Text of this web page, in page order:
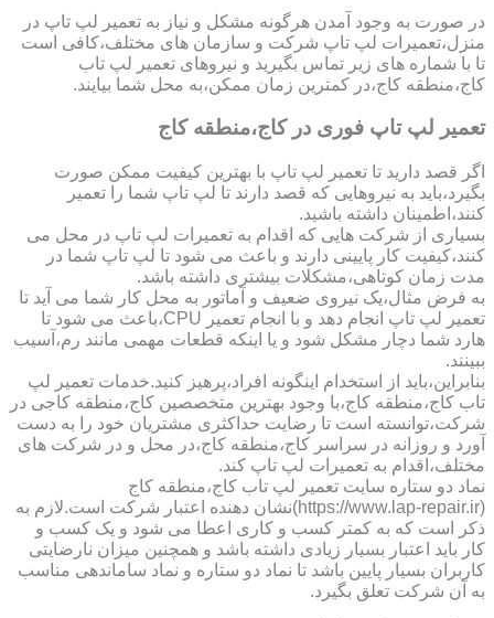
در صورت به وجود آمدن هرگونه مشکل و نیاز به تعمیر لپ تاپ در
منزل،تعمیرات لپ تاپ شرکت و سازمان های مختلف،کافی است
تا با شماره های زیر تماس بگیرید و نیروهای تعمیر لپ تاب
کاج،منطقه کاج،در کمترین زمان ممکن،به محل شما بیایند.
تعمیر لپ تاپ فوری در کاج،منطقه کاج
اگر قصد دارید تا تعمیر لپ تاپ با بهترین کیفیت ممکن صورت
بگیرد،باید به نیروهایی که قصد دارند تا لپ تاپ شما را تعمیر
کنند،اطمینان داشته باشید.
بسیاری از شرکت هایی که اقدام به تعمیرات لپ تاپ در محل می
کنند،کیفیت کار پایینی دارند و باعث می شود تا لپ تاپ شما در
مدت زمان کوتاهی،مشکلات بیشتری داشته باشد.
به فرض مثال،یک نیروی ضعیف و آماتور به محل کار شما می آید تا
تعمیر لپ تاپ انجام دهد و با انجام تعمیر CPU،باعث می شود تا
هارد شما دچار مشکل شود و یا اینکه قطعات مهمی مانند رم،آسیب
ببینند.
بنابراین،باید از استخدام اینگونه افراد،پرهیز کنید.خدمات تعمیر لپ
تاب کاج،منطقه کاج،با وجود بهترین متخصصین کاج،منطقه کاجی در
شرکت،توانسته است تا رضایت حداکثری مشتریان خود را به دست
آورد و روزانه در سراسر کاج،منطقه کاج،در محل و در شرکت های
مختلف،اقدام به تعمیرات لپ تاپ کند.
نماد دو ستاره سایت تعمیر لپ تاب کاج،منطقه کاج
(https://www.lap-repair.ir)نشان دهنده اعتبار شرکت است.لازم به
ذکر است که به کمتر کسب و کاری اعطا می شود و یک کسب و
کار باید اعتبار بسیار زیادی داشته باشد و همچنین میزان نارضایتی
کاربران بسیار پایین باشد تا نماد دو ستاره و نماد ساماندهی مناسب
به آن شرکت تعلق بگیرد.